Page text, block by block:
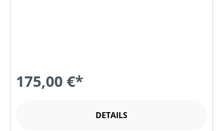
175,00 €*
DETAILS